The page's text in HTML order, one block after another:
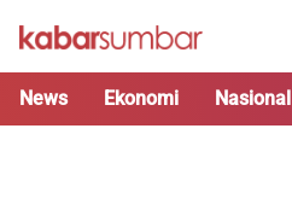
News Ekonomi Nasional